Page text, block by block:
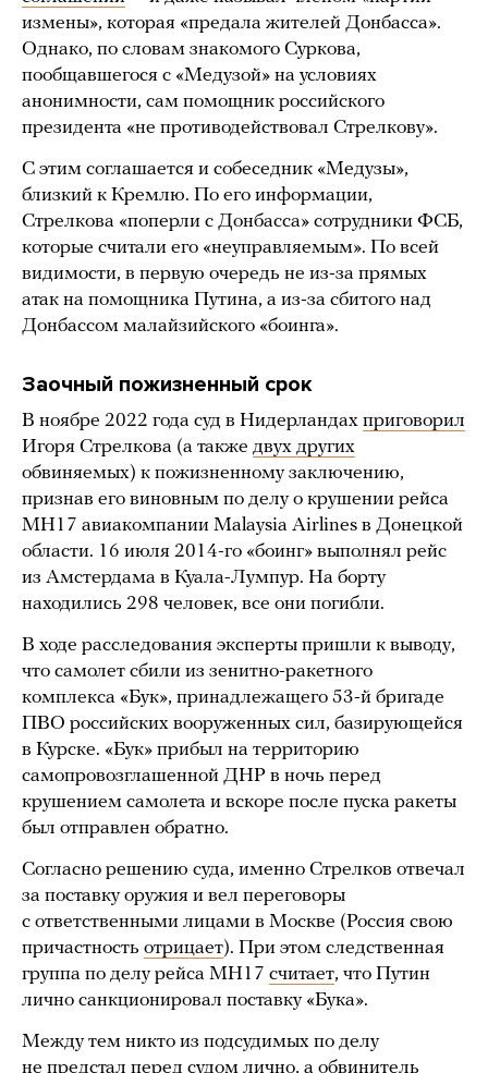
измены», которая «предала жителей Донбасса».
Однако, по словам знакомого Суркова,
пообщавшегося с «Медузой» на условиях
анонимности, сам помощник российского
президента «не противодействовал Стрелкову».
С этим соглашается и собеседник «Медузы»,
близкий к Кремлю. По его информации,
Стрелкова «поперли с Донбасса» сотрудники ФСБ,
которые считали его «неуправляемым». По всей
видимости, в первую очередь не из-за прямых
атак на помощника Путина, а из-за сбитого над
Донбассом малайзийского «боинга».
Заочный пожизненный срок
В ноябре 2022 года суд в Нидерландах приговорил
Игоря Стрелкова (а также двух других
обвиняемых) к пожизненному заключению,
признав его виновным по делу о крушении рейса
MH17 авиакомпании Malaysia Airlines в Донецкой
области. 16 июля 2014-го «боинг» выполнял рейс
из Амстердама в Куала-Лумпур. На борту
находились 298 человек, все они погибли.
В ходе расследования эксперты пришли к выводу,
что самолет сбили из зенитно-ракетного
комплекса «Бук», принадлежащего 53-й бригаде
ПВО российских вооруженных сил, базирующейся
в Курске. «Бук» прибыл на территорию
самопровозглашенной ДНР в ночь перед
крушением самолета и вскоре после пуска ракеты
был отправлен обратно.
Согласно решению суда, именно Стрелков отвечал
за поставку оружия и вел переговоры
с ответственными лицами в Москве (Россия свою
причастность отрицает). При этом следственная
группа по делу рейса МН17 считает, что Путин
лично санкционировал поставку «Бука».
Между тем никто из подсудимых по делу
не предстал перед судом лично, а обвинитель